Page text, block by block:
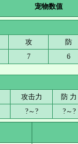
宠物数值
攻 防
7 6
攻击力 防 力
?～? ?～?